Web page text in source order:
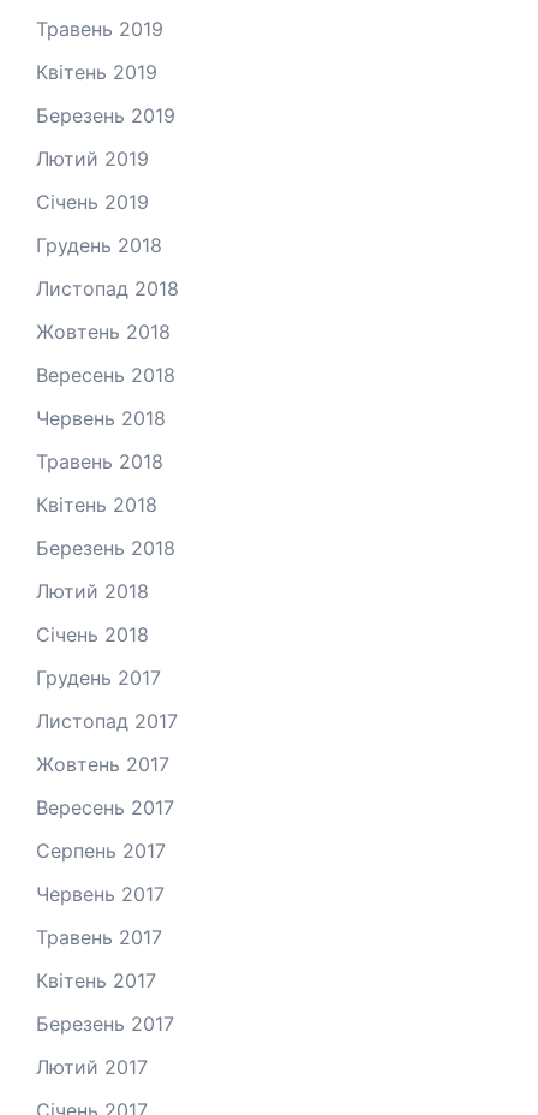
Травень 2019
Квітень 2019
Березень 2019
Лютий 2019
Січень 2019
Грудень 2018
Листопад 2018
Жовтень 2018
Вересень 2018
Червень 2018
Травень 2018
Квітень 2018
Березень 2018
Лютий 2018
Січень 2018
Грудень 2017
Листопад 2017
Жовтень 2017
Вересень 2017
Серпень 2017
Червень 2017
Травень 2017
Квітень 2017
Березень 2017
Лютий 2017